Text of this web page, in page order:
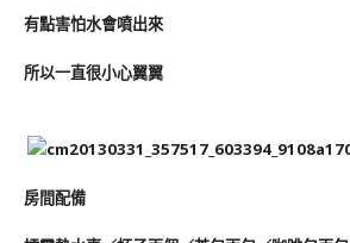
有點害怕水會噴出來
所以一直很小心翼翼
房間配備